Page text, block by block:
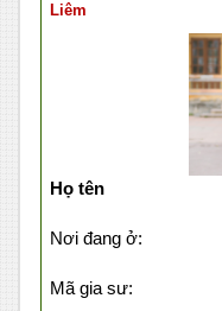
Liêm
Họ tên
Nơi đang ở:
Mã gia sư: